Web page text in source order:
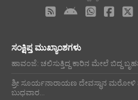
ಸಂಕ್ಷಿಪ್ತ ಮುಖ್ಯಾಂಶಗಳು
ಹಾವಂಜೆ: ಚಲಿಸುತ್ತಿದ್ದ ಕಾರಿನ ಮೇಲೆ ಬಿದ್ದ
ಶ್ರೀ ಸೂರ್ಯನಾರಾಯಣ ದೇವಸ್ಥಾನ ಮರೋಳಿ
ಬುಧವಾರ...